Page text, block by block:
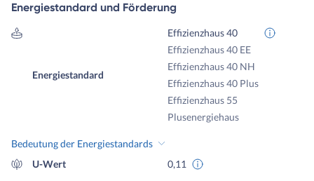
Energiestandard und Förderung
Energiestandard
Effizienzhaus 40
Effizienzhaus 40 EE
Effizienzhaus 40 NH
Effizienzhaus 40 Plus
Effizienzhaus 55
Plusenergiehaus
Bedeutung der Energiestandards
U-Wert
0,11